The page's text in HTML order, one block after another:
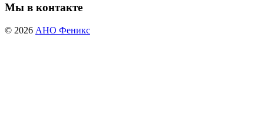
Мы в контакте
© 2026 АНО Феникс